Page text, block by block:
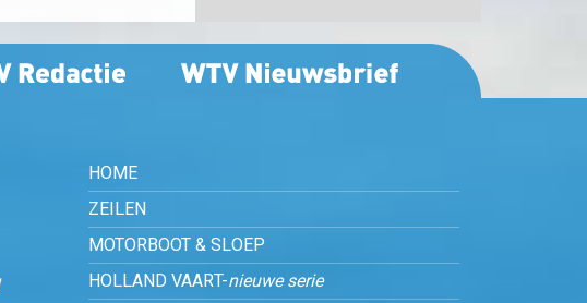
HOME
ZEILEN
MOTORBOOT & SLOEP
HOLLAND VAART-nieuwe serie